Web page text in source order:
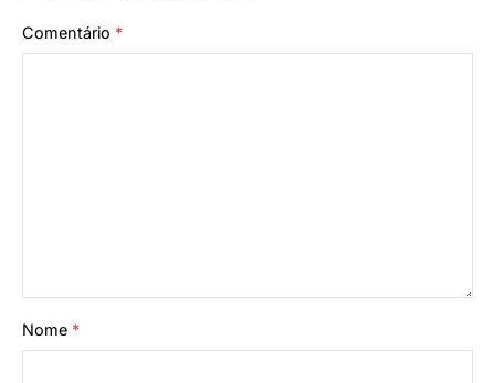
Comentário *
Nome *